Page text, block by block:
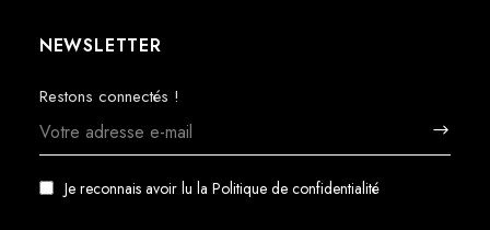
NEWSLETTER
Restons connectés !
Je reconnais avoir lu la Politique de confidentialité